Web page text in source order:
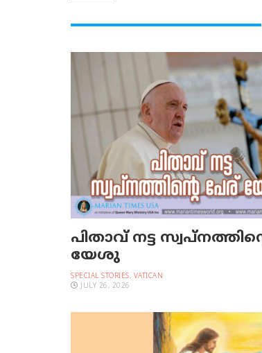
പിതാവ് നട്ട
യേശു
SPECIAL STORIES, VATICAN
JULY 26, 2026